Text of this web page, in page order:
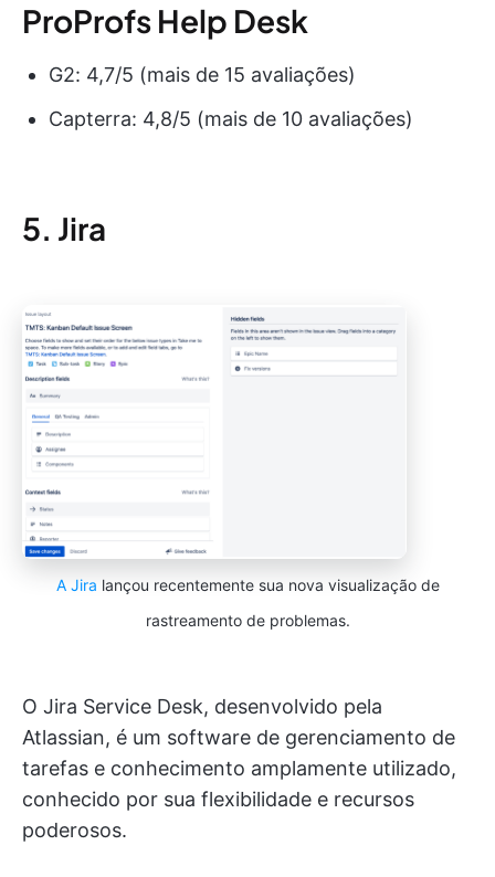
ProProfs Help Desk
G2: 4,7/5 (mais de 15 avaliações)
Capterra: 4,8/5 (mais de 10 avaliações)
5. Jira
A Jira lançou recentemente sua nova visualização de
rastreamento de problemas.
O Jira Service Desk, desenvolvido pela
Atlassian, é um software de gerenciamento de
tarefas e conhecimento amplamente utilizado,
conhecido por sua flexibilidade e recursos
poderosos.